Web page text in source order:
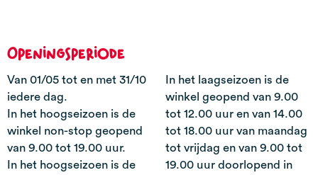
Openingsperiode
Van 01/05 tot en met 31/10
iedere dag.
In het hoogseizoen is de
winkel non-stop geopend
van 9.00 tot 19.00 uur.
In het hoogseizoen is de
In het laagseizoen is de
winkel geopend van 9.00
tot 12.00 uur en van 14.00
tot 18.00 uur van maandag
tot vrijdag en van 9.00 tot
19.00 uur doorlopend in